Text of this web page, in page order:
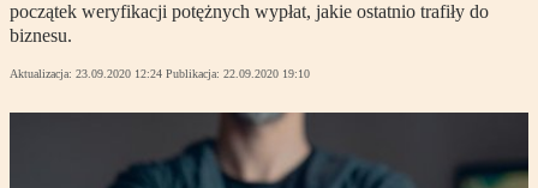
początek weryfikacji potężnych wypłat, jakie ostatnio trafiły do
biznesu.
Aktualizacja: 23.09.2020 12:24 Publikacja: 22.09.2020 19:10